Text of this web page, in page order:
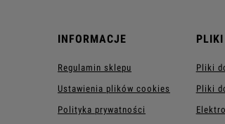
INFORMACJE
Regulamin sklepu
Ustawienia plików cookies
Polityka prywatności
Pliki
Pliki